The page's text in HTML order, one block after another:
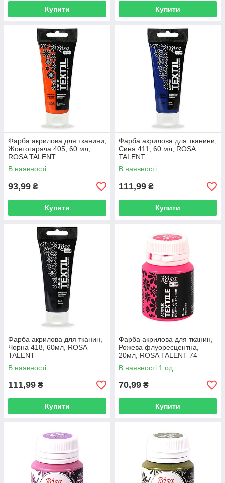
Купити Купити
Фарба акрилова для тканини,
Жовтогаряча 405, 60 мл,
ROSA TALENT
В наявності
93,99 ₴
Купити
Фарба акрилова для тканини,
Синя 411, 60 мл, ROSA
TALENT
В наявності
111,99 ₴
Купити
Фарба акрилова для тканин,
Чорна 418, 60мл, ROSA
TALENT
В наявності
111,99 ₴
Купити
Фарба акрилова для тканин,
Рожева флуоресцентна,
20мл, ROSA TALENT 74
В наявності 1 од.
70,99 ₴
Купити